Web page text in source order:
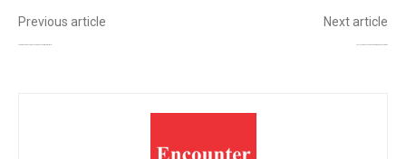
Previous article Next article